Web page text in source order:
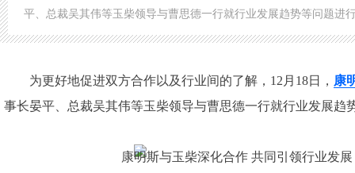
平、总裁吴其伟等玉柴领导与曹思德一行就行业发展趋势等问题进
为更好地促进双方合作以及行业间的了解，12月18日， 康
事长晏平、总裁吴其伟等玉柴领导与曹思德一行就行业发展趋